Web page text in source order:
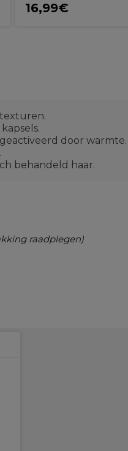
16,99€
door warmte.
behandeld haar.
raadplegen)